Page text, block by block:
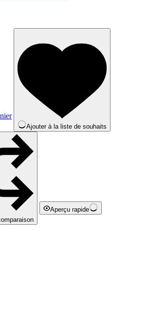
Ajouter à la liste de souhaits
Aperçu rapide